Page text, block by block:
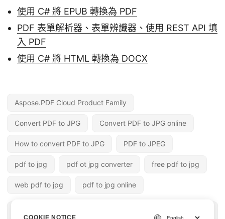
使用 C# 將 EPUB 轉換為 PDF
PDF 表單解析器、表單辨識器、使用 REST API 填
入 PDF
使用 C# 將 HTML 轉換為 DOCX
Aspose.PDF Cloud Product Family
Convert PDF to JPG Convert PDF to JPG online
How to convert PDF to JPG PDF to JPEG
pdf to jpg pdf ot jpg converter free pdf to jpg
web pdf to jpg pdf to jpg online
COOKIE NOTICE